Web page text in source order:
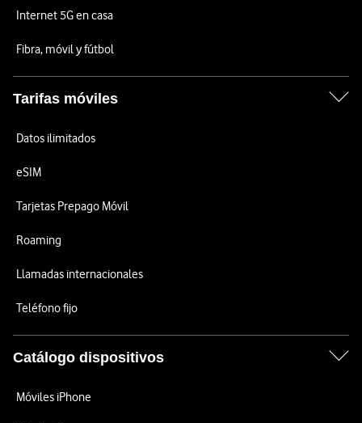
Internet 5G en casa
Fibra, móvil y fútbol
Tarifas móviles
Datos ilimitados
eSIM
Tarjetas Prepago Móvil
Roaming
Llamadas internacionales
Teléfono fijo
Catálogo dispositivos
Móviles iPhone